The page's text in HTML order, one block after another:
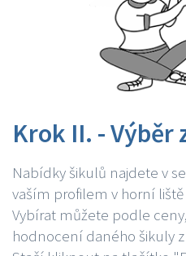
Krok II. - Výběr
Nabídky šikulů najdete v
vaším profilem v horní
Vybírat můžete podle
hodnocení daného šikuly